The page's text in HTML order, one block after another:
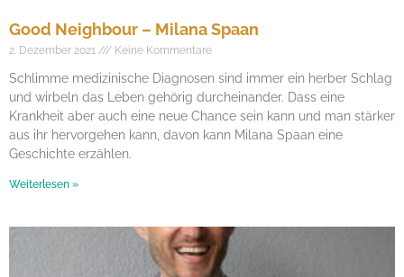
Good Neighbour – Milana Spaan
2. Dezember 2021 Keine Kommentare
Schlimme medizinische Diagnosen sind immer ein herber Schlag
und wirbeln das Leben gehörig durcheinander. Dass eine
Krankheit aber auch eine neue Chance sein kann und man stärker
aus ihr hervorgehen kann, davon kann Milana Spaan eine
Geschichte erzählen.
Weiterlesen »